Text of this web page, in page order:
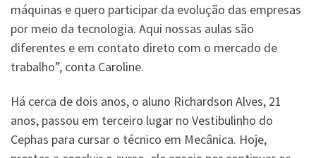
máquinas e quero participar da evolução das empresas
por meio da tecnologia. Aqui nossas aulas são
diferentes e em contato direto com o mercado de
trabalho”, conta Caroline.
Há cerca de dois anos, o aluno Richardson Alves, 21
anos, passou em terceiro lugar no Vestibulinho do
Cephas para cursar o técnico em Mecânica. Hoje,